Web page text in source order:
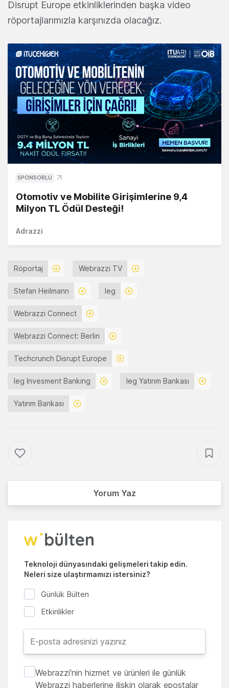
Disrupt Europe etkinliklerinden başka video
röportajlarımızla karşınızda olacağız.
SPONSORLU
Otomotiv ve Mobilite Girişimlerine 9,4
Milyon TL Ödül Desteği!
Adrazzi
Röportaj Webrazzi TV
Stefan Heilmann Ieg
Webrazzi Connect
Webrazzi Connect: Berlin
Techcrunch Disrupt Europe
Ieg Invesment Banking Ieg Yatırım Bankası
Yatırım Bankası
Yorum Yaz
Teknoloji dünyasındaki gelişmeleri takip edin.
Neleri size ulaştırmamızı istersiniz?
Günlük Bülten
Etkinlikler
Webrazzi'nin hizmet ve ürünleri ile günlük
Webrazzi haberlerine ilişkin olarak epostalar